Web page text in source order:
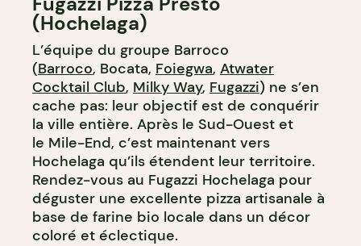
(Hochelaga)
L’équipe du groupe Barroco
(Barroco, Bocata, Foiegwa, Atwater
Cocktail Club, Milky Way, Fugazzi) ne s’en
cache pas: leur objectif est de conquérir
la ville entière. Après le Sud-Ouest et
le Mile-End, c’est maintenant vers
Hochelaga qu’ils étendent leur territoire.
Rendez-vous au Fugazzi Hochelaga pour
déguster une excellente pizza artisanale à
base de farine bio locale dans un décor
coloré et éclectique.